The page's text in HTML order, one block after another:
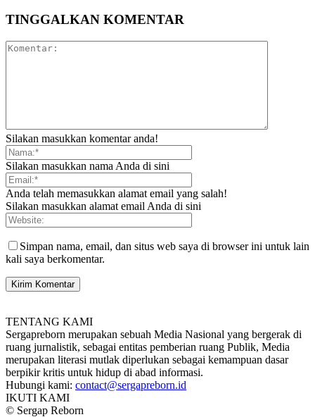
TINGGALKAN KOMENTAR
Silakan masukkan komentar anda!
Silakan masukkan nama Anda di sini
Anda telah memasukkan alamat email yang salah!
Silakan masukkan alamat email Anda di sini
Simpan nama, email, dan situs web saya di browser ini untuk lain
kali saya berkomentar.
TENTANG KAMI
Sergapreborn merupakan sebuah Media Nasional yang bergerak di
ruang jurnalistik, sebagai entitas pemberian ruang Publik, Media
merupakan literasi mutlak diperlukan sebagai kemampuan dasar
berpikir kritis untuk hidup di abad informasi.
Hubungi kami: contact@sergapreborn.id
IKUTI KAMI
© Sergap Reborn